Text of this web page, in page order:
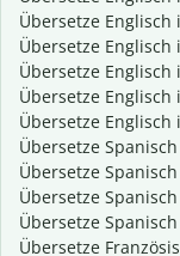
Übersetze Englisch
Übersetze Englisch
Übersetze
Übersetze Englisch
Übersetze Englisch
Übersetze
Übersetze
Übersetze
Übersetze
Übersetze